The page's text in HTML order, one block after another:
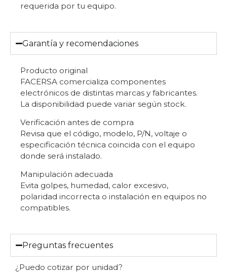
requerida por tu equipo.
Garantía y recomendaciones
Producto original
FACERSA comercializa componentes
electrónicos de distintas marcas y fabricantes.
La disponibilidad puede variar según stock.
Verificación antes de compra
Revisa que el código, modelo, P/N, voltaje o
especificación técnica coincida con el equipo
donde será instalado.
Manipulación adecuada
Evita golpes, humedad, calor excesivo,
polaridad incorrecta o instalación en equipos no
compatibles.
Preguntas frecuentes
¿Puedo cotizar por unidad?